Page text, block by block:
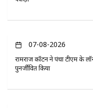
07-08-2026
रामराज कॉटन ने पंचा टीएम के
पुनर्जीवित किया